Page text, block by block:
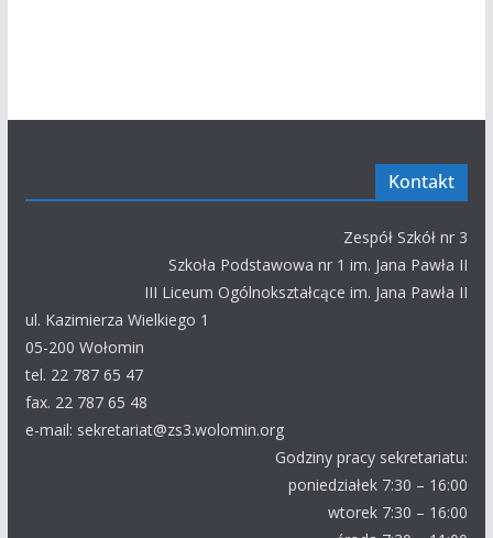
Kontakt
Zespół Szkół nr 3
Szkoła Podstawowa nr 1 im. Jana Pawła II
III Liceum Ogólnokształcące im. Jana Pawła II
ul. Kazimierza Wielkiego 1
05-200 Wołomin
tel. 22 787 65 47
fax. 22 787 65 48
e-mail: sekretariat@zs3.wolomin.org
Godziny pracy sekretariatu:
poniedziałek 7:30 – 16:00
wtorek 7:30 – 16:00